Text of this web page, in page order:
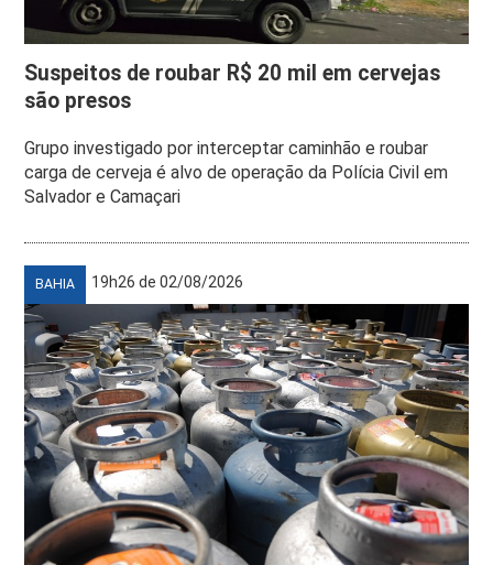
Suspeitos de roubar R$ 20 mil em cervejas
são presos
Grupo investigado por interceptar caminhão e roubar
carga de cerveja é alvo de operação da Polícia Civil em
Salvador e Camaçari
BAHIA 19h26 de 02/08/2026